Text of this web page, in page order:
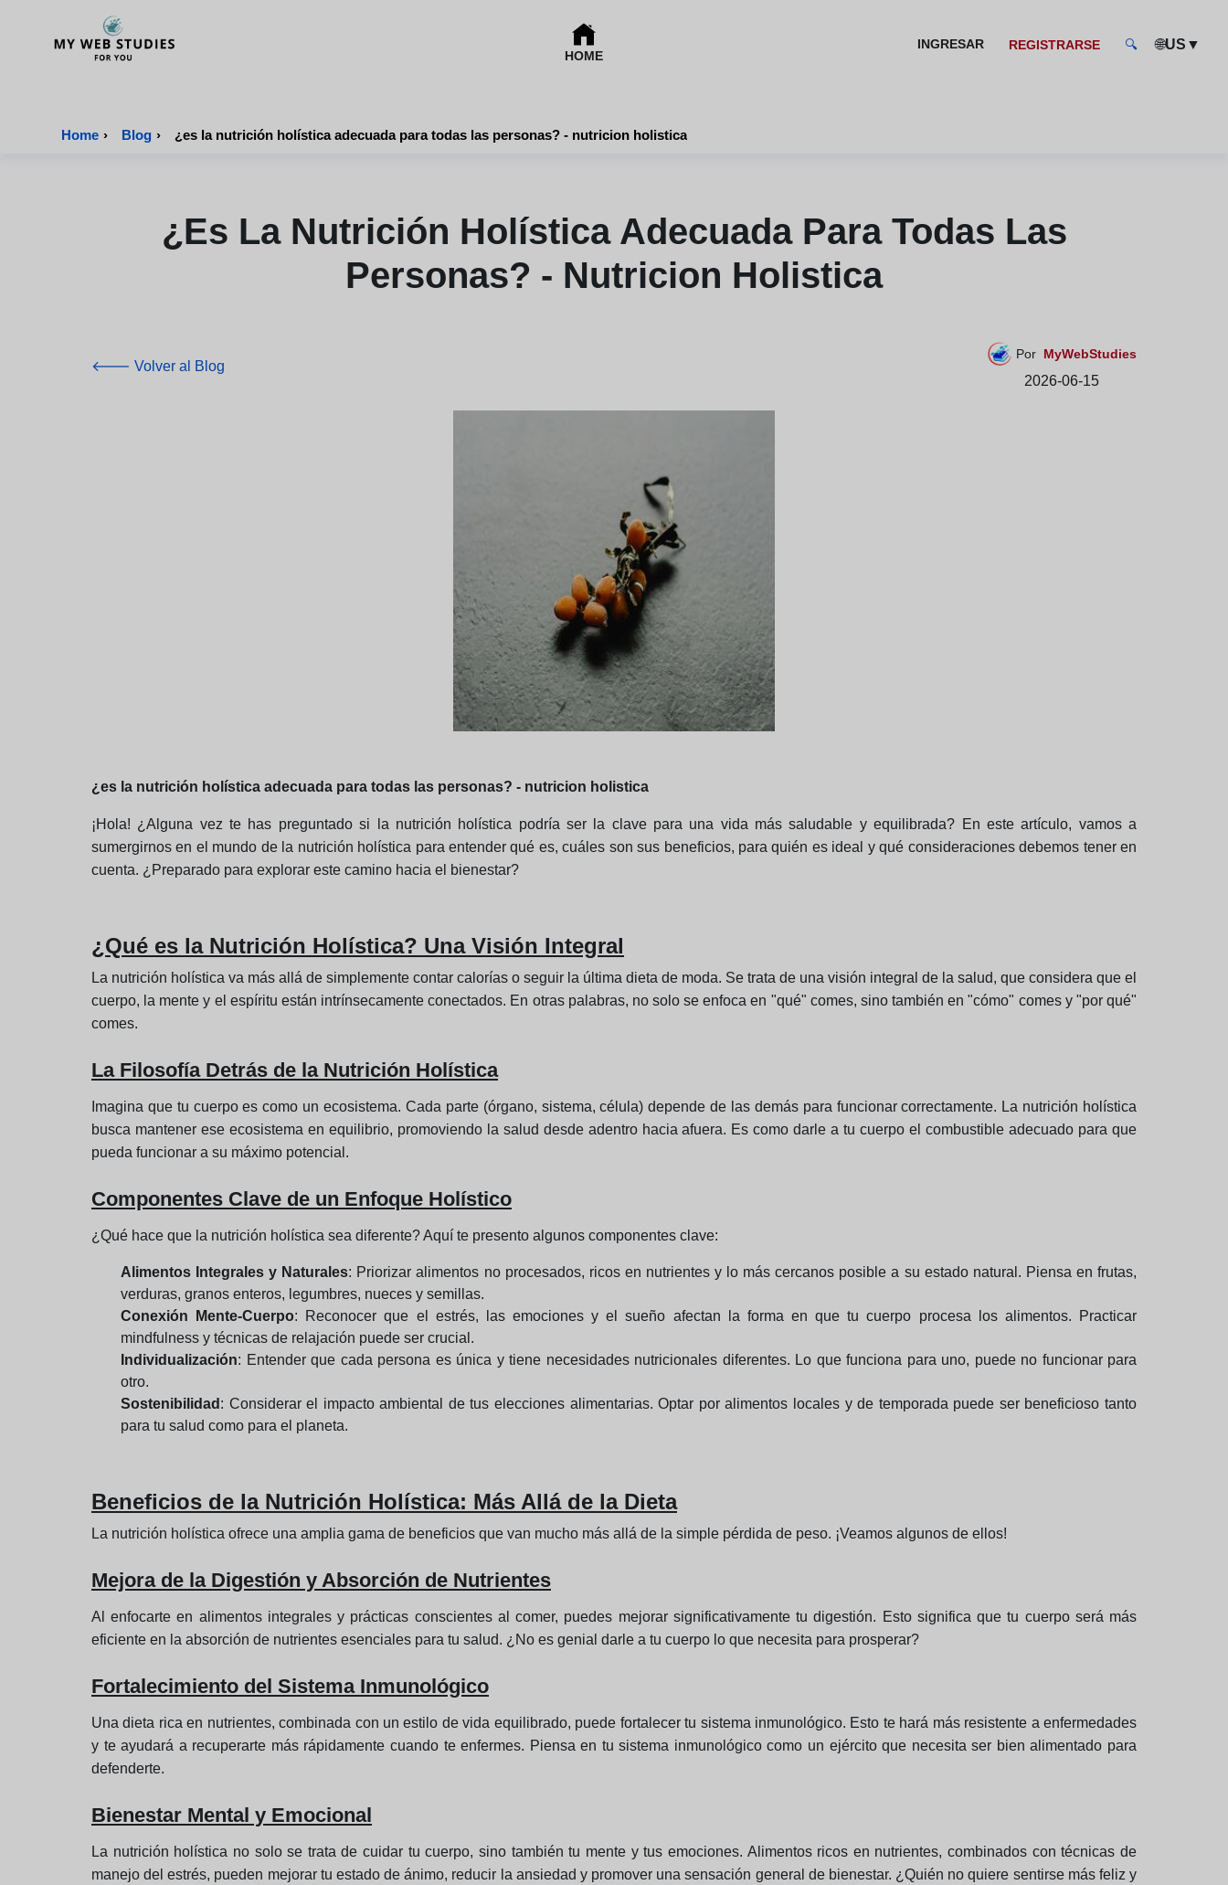
HOME
INGRESAR REGISTRARSE 🔍 🌐US ▼
Home › Blog › ¿es la nutrición holística adecuada para todas las personas? - nutricion holistica
¿es La Nutrición Holística Adecuada Para Todas Las
Personas? - Nutricion Holistica
🡐 Volver al Blog
Por MyWebStudies
2026-06-15
¿es la nutrición holística adecuada para todas las personas? - nutricion holistica
¡Hola! ¿Alguna vez te has preguntado si la nutrición holística podría ser la clave para una vida más saludable y equilibrada? En este artículo, vamos a
sumergirnos en el mundo de la nutrición holística para entender qué es, cuáles son sus beneficios, para quién es ideal y qué consideraciones debemos tener en
cuenta. ¿Preparado para explorar este camino hacia el bienestar?
¿Qué es la Nutrición Holística? Una Visión Integral
La nutrición holística va más allá de simplemente contar calorías o seguir la última dieta de moda. Se trata de una visión integral de la salud, que considera que el
cuerpo, la mente y el espíritu están intrínsecamente conectados. En otras palabras, no solo se enfoca en "qué" comes, sino también en "cómo" comes y "por qué"
comes.
La Filosofía Detrás de la Nutrición Holística
Imagina que tu cuerpo es como un ecosistema. Cada parte (órgano, sistema, célula) depende de las demás para funcionar correctamente. La nutrición holística
busca mantener ese ecosistema en equilibrio, promoviendo la salud desde adentro hacia afuera. Es como darle a tu cuerpo el combustible adecuado para que
pueda funcionar a su máximo potencial.
Componentes Clave de un Enfoque Holístico
¿Qué hace que la nutrición holística sea diferente? Aquí te presento algunos componentes clave:
Alimentos Integrales y Naturales: Priorizar alimentos no procesados, ricos en nutrientes y lo más cercanos posible a su estado natural. Piensa en frutas,
verduras, granos enteros, legumbres, nueces y semillas.
Conexión Mente-Cuerpo: Reconocer que el estrés, las emociones y el sueño afectan la forma en que tu cuerpo procesa los alimentos. Practicar
mindfulness y técnicas de relajación puede ser crucial.
Individualización: Entender que cada persona es única y tiene necesidades nutricionales diferentes. Lo que funciona para uno, puede no funcionar para
otro.
Sostenibilidad : Considerar el impacto ambiental de tus elecciones alimentarias. Optar por alimentos locales y de temporada puede ser beneficioso tanto
para tu salud como para el planeta.
Beneficios de la Nutrición Holística: Más Allá de la Dieta
La nutrición holística ofrece una amplia gama de beneficios que van mucho más allá de la simple pérdida de peso. ¡Veamos algunos de ellos!
Mejora de la Digestión y Absorción de Nutrientes
Al enfocarte en alimentos integrales y prácticas conscientes al comer, puedes mejorar significativamente tu digestión. Esto significa que tu cuerpo será más
eficiente en la absorción de nutrientes esenciales para tu salud. ¿No es genial darle a tu cuerpo lo que necesita para prosperar?
Fortalecimiento del Sistema Inmunológico
Una dieta rica en nutrientes, combinada con un estilo de vida equilibrado, puede fortalecer tu sistema inmunológico. Esto te hará más resistente a enfermedades
y te ayudará a recuperarte más rápidamente cuando te enfermes. Piensa en tu sistema inmunológico como un ejército que necesita ser bien alimentado para
defenderte.
Bienestar Mental y Emocional
La nutrición holística no solo se trata de cuidar tu cuerpo, sino también tu mente y tus emociones. Alimentos ricos en nutrientes, combinados con técnicas de
manejo del estrés, pueden mejorar tu estado de ánimo, reducir la ansiedad y promover una sensación general de bienestar. ¿Quién no quiere sentirse más feliz y